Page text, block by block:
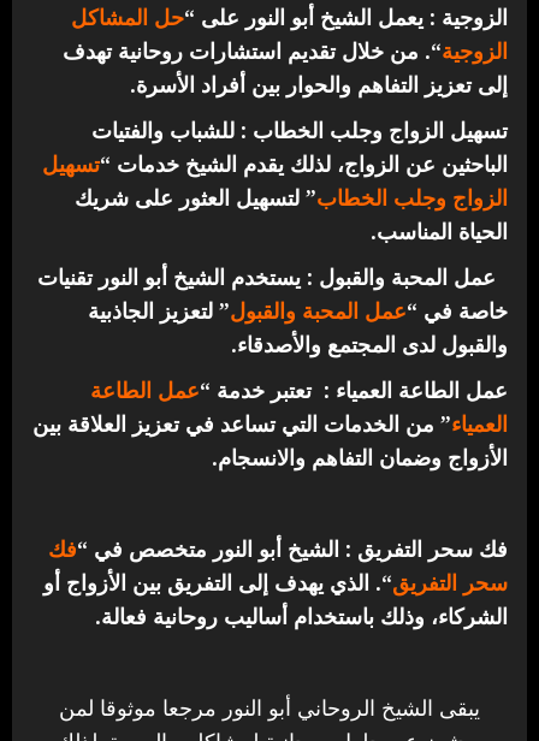
الزوجية : يعمل الشيخ أبو النور على “حل المشاكل
الزوجية“. من خلال تقديم استشارات روحانية تهدف
إلى تعزيز التفاهم والحوار بين أفراد الأسرة.
تسهيل الزواج وجلب الخطاب : للشباب والفتيات
الباحثين عن الزواج، لذلك يقدم الشيخ خدمات “تسهيل
الزواج وجلب الخطاب” لتسهيل العثور على شريك
الحياة المناسب.
عمل المحبة والقبول : يستخدم الشيخ أبو النور تقنيات
خاصة في “عمل المحبة والقبول” لتعزيز الجاذبية
والقبول لدى المجتمع والأصدقاء.
عمل الطاعة العمياء : تعتبر خدمة “عمل الطاعة
العمياء” من الخدمات التي تساعد في تعزيز العلاقة بين
الأزواج وضمان التفاهم والانسجام.
فك سحر التفريق : الشيخ أبو النور متخصص في “فك
سحر التفريق“. الذي يهدف إلى التفريق بين الأزواج أو
الشركاء، وذلك باستخدام أساليب روحانية فعالة.
يبقى الشيخ الروحاني أبو النور مرجعا موثوقا لمن